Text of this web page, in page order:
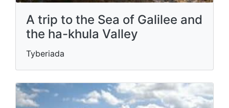
A trip to the Sea of ​​Galilee and
the ha-khula Valley
Tyberiada